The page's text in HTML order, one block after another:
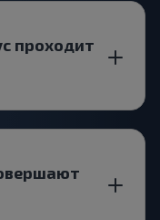
проходит